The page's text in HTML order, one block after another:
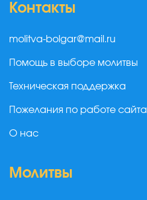
Контакты
molitva-bolgar@mail.ru
Помощь в выборе молитвы
Техническая поддержка
Пожелания по работе сайта
О нас
Молитвы